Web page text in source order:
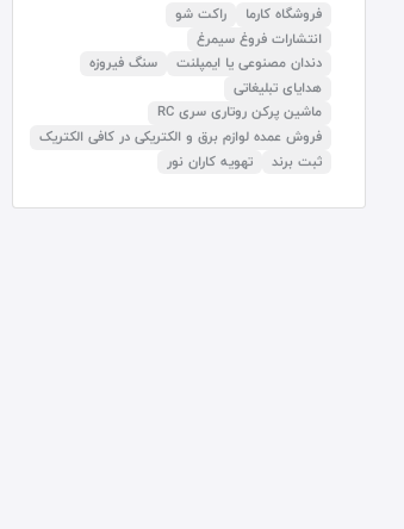
فروشگاه کارما
راکت شو
انتشارات فروغ سیمرغ
دندان مصنوعی یا ایمپلنت
سنگ فیروزه
هدایای تبلیغاتی
ماشین پرکن روتاری سری RC
فروش عمده لوازم برق و الکتریکی در کافی الکتریک
ثبت برند
تهویه کاران نور